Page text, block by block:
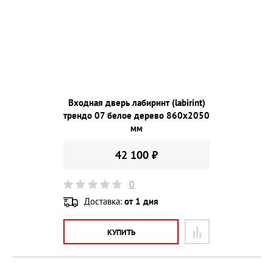
Входная дверь лабиринт (labirint)
трендо 07 белое дерево 860х2050
мм
42 100 ₽
0
Доставка: от 1 дня
КУПИТЬ